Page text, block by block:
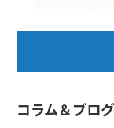
コラム＆ブログ